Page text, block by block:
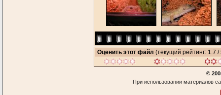
Оценить этот файл (текущий рейтинг: 1.7 /
©
При использовании материалов